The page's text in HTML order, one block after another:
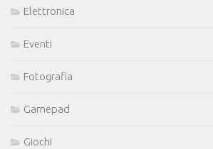
Elettronica
Eventi
Fotografia
Gamepad
Giochi